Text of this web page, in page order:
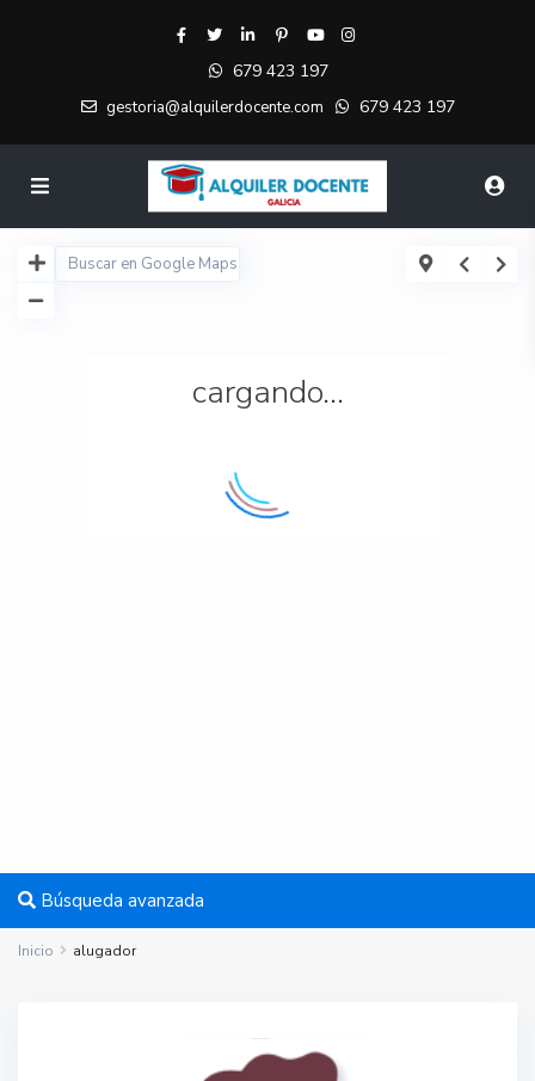
679 423 197
gestoria@alquilerdocente.com 679 423 197
cargando...
Búsqueda avanzada
Inicio alugador